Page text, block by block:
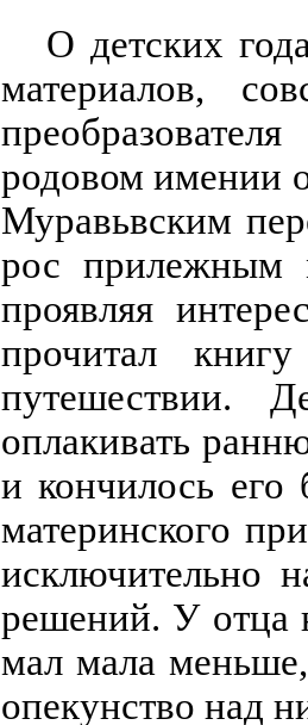
О детских
материалов,
родовом имении
Муравьвским
рос прилежным
проявляя
прочитал
путешествии.
оплакивать
и кончилось его
материнского
исключительно
решений. У отца
мал мала
опекунство над